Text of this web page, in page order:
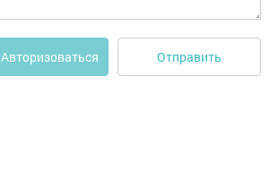
Авторизоваться Отправить